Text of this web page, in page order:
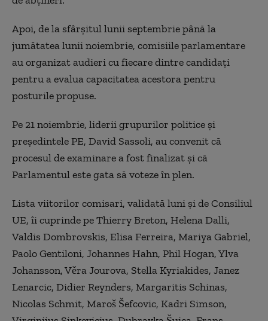
Apoi, de la sfârşitul lunii septembrie până la
jumătatea lunii noiembrie, comisiile parlamentare
au organizat audieri cu fiecare dintre candidaţi
pentru a evalua capacitatea acestora pentru
posturile propuse.
Pe 21 noiembrie, liderii grupurilor politice şi
preşedintele PE, David Sassoli, au convenit că
procesul de examinare a fost finalizat şi că
Parlamentul este gata să voteze în plen.
Lista viitorilor comisari, validată luni şi de Consiliul
UE, îi cuprinde pe Thierry Breton, Helena Dalli,
Valdis Dombrovskis, Elisa Ferreira, Mariya Gabriel,
Paolo Gentiloni, Johannes Hahn, Phil Hogan, Ylva
Johansson, Věra Jourova, Stella Kyriakides, Janez
Lenarcic, Didier Reynders, Margaritis Schinas,
Nicolas Schmit, Maroš Šefcovic, Kadri Simson,